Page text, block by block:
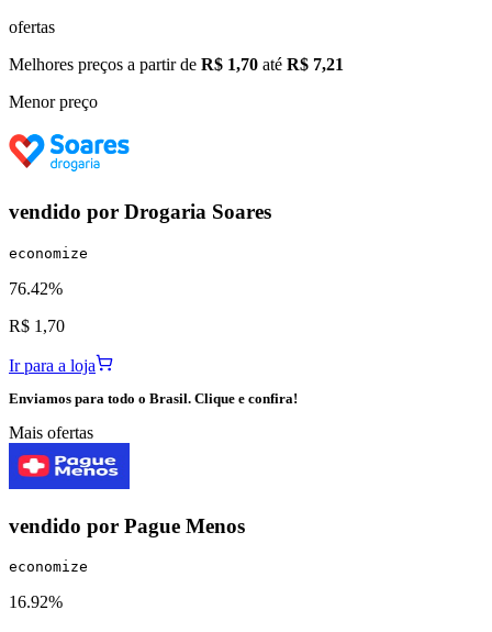
ofertas
Melhores preços a partir de R$ 1,70 até R$ 7,21
Menor preço
vendido por Drogaria Soares
economize
76.42%
R$ 1,70
Ir para a loja
Enviamos para todo o Brasil. Clique e confira!
Mais ofertas
vendido por Pague Menos
economize
16.92%